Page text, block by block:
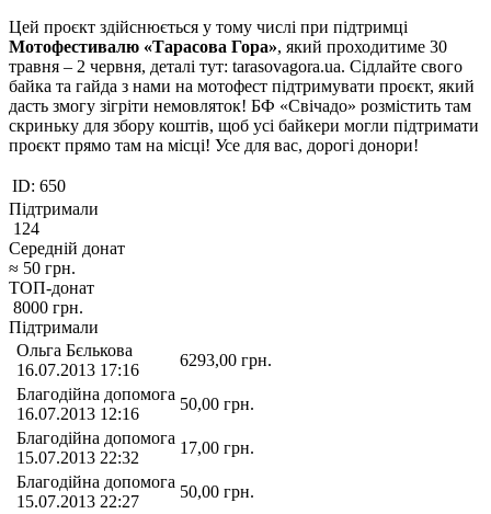
Цей проєкт здійснюється у тому числі при підтримці
Мотофестивалю «Тарасова Гора», який проходитиме 30
травня – 2 червня, деталі тут: tarasovagora.ua. Сідлайте свого
байка та гайда з нами на мотофест підтримувати проєкт, який
дасть змогу зігріти немовляток! БФ «Свічадо» розмістить там
скриньку для збору коштів, щоб усі байкери могли підтримати
проєкт прямо там на місці! Усе для вас, дорогі донори!
ID: 650
Підтримали
124
Середній донат
≈ 50 грн.
ТОП-донат
8000 грн.
Підтримали
Ольга Бєлькова
16.07.2013 17:16
6293,00 грн.
Благодійна допомога
16.07.2013 12:16
50,00 грн.
Благодійна допомога
15.07.2013 22:32
17,00 грн.
Благодійна допомога
15.07.2013 22:27
50,00 грн.